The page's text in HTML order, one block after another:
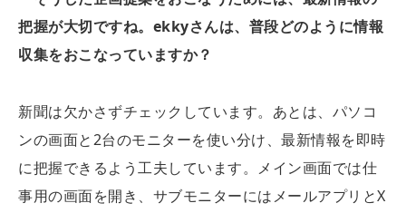
把握が大切ですね。 ekkyさんは、普段どのように情報
収集をおこなっていますか？
新聞は欠かさずチェックしています。あとは、パソコ
ンの画面と2台のモニターを使い分け、最新情報を即時
に把握できるよう工夫しています。メイン画面では仕
事用の画面を開き、サブモニターにはメールアプリとX